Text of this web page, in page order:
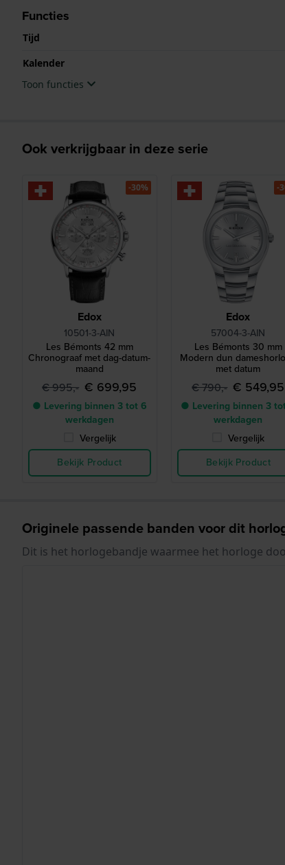
Functies
Tijd
Kalender
Toon functies
Ook verkrijgbaar in deze serie
Edox
10501-3-AIN
Les Bémonts 42 mm
Chronograaf met dag-datum-
maand
€ 995,- € 699,95
● Levering binnen 3 tot 6
werkdagen
Vergelijk
Bekijk Product
-30%
Edox
57004-3-AIN
Les Bémonts 30 mm
Modern dun
met datum
€ 790,- € 549,95
● Levering binnen 3
werkdagen
Vergelijk
Bekijk Product
-
Originele passende banden voor dit
Dit is het horlogebandje waarmee het horloge